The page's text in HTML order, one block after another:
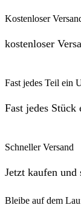
Kostenloser
kostenloser
Fast jedes Teil ein
Fast jedes
Schneller Versand
Jetzt kaufen
Bleibe auf dem